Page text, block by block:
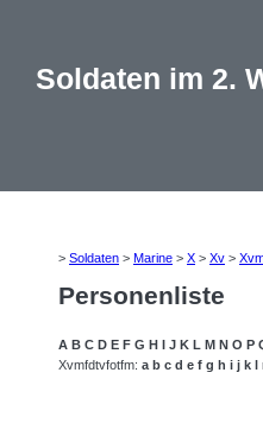
Soldaten im 2.
> Soldaten > Marine > X > Xv >
Personenliste
A B C D E F G H I J K L M N O P
Xvmfdtvfotfm: a b c d e f g h i j k l